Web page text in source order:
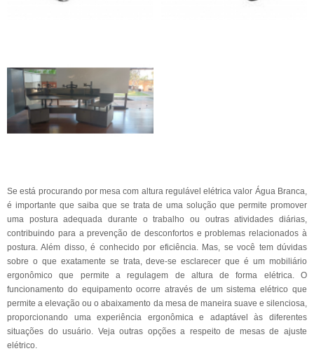
Se está procurando por mesa com altura regulável elétrica valor Água Branca,
é importante que saiba que se trata de uma solução que permite promover
uma postura adequada durante o trabalho ou outras atividades diárias,
contribuindo para a prevenção de desconfortos e problemas relacionados à
postura. Além disso, é conhecido por eficiência. Mas, se você tem dúvidas
sobre o que exatamente se trata, deve-se esclarecer que é um mobiliário
ergonômico que permite a regulagem de altura de forma elétrica. O
funcionamento do equipamento ocorre através de um sistema elétrico que
permite a elevação ou o abaixamento da mesa de maneira suave e silenciosa,
proporcionando uma experiência ergonômica e adaptável às diferentes
situações do usuário. Veja outras opções a respeito de mesas de ajuste
elétrico.